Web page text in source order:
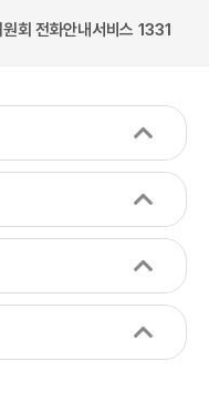
전화안내서비스 1331